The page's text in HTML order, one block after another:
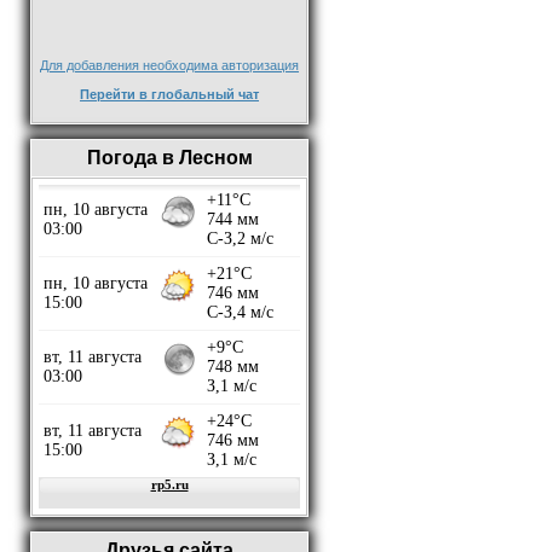
Для добавления необходима авторизация
Перейти в глобальный чат
Погода в Лесном